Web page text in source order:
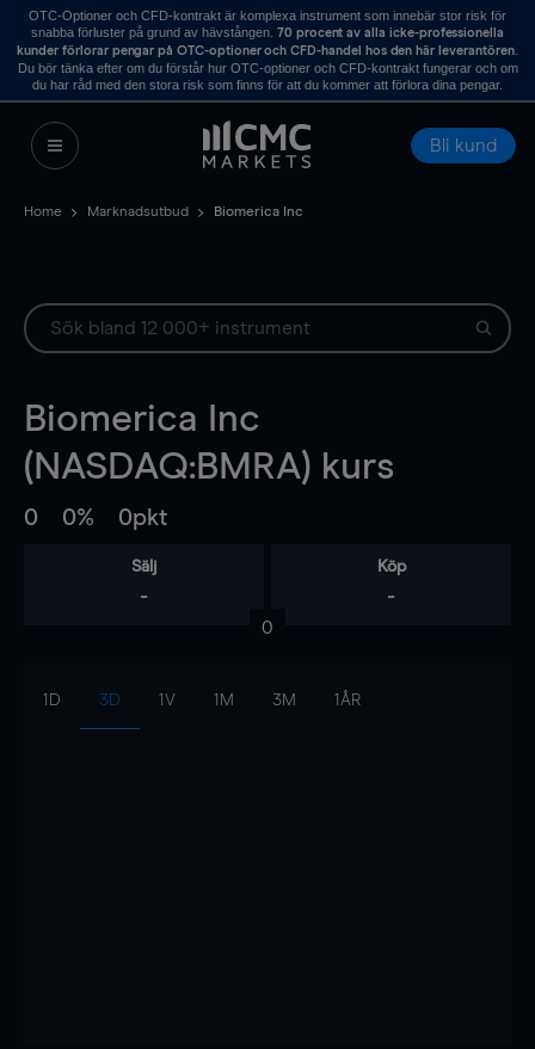
OTC-Optioner och CFD-kontrakt är komplexa instrument som innebär stor risk för
snabba förluster på grund av hävstången. 70 procent av alla icke-professionella
kunder förlorar pengar på OTC-optioner och CFD-handel hos den här leverantören.
Du bör tänka efter om du förstår hur OTC-optioner och CFD-kontrakt fungerar och om
du har råd med den stora risk som finns för att du kommer att förlora dina pengar.
Bli kund
Home Marknadsutbud Biomerica Inc
Biomerica Inc
(NASDAQ:BMRA) kurs
0 0% 0pkt
Sälj
-
Köp
-
0
1D 3D 1V 1M 3M 1ÅR